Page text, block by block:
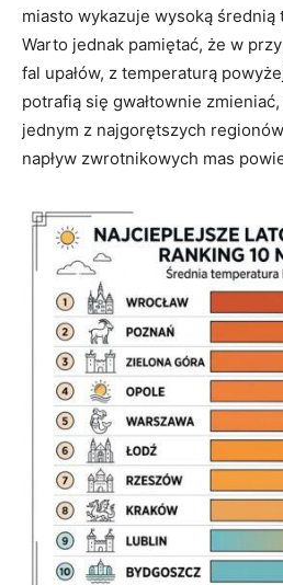
miasto wykazuje wysoką
Warto jednak pamiętać, że w
fal upałów, z temperaturą
potrafią się gwałtownie
jednym z najgorętszych
napływ zwrotnikowych mas